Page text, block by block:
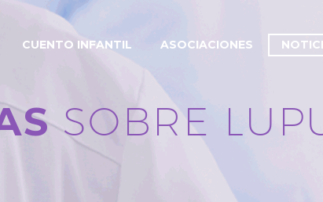
CUENTO INFANTIL ASOCIACIONES
SOBRE